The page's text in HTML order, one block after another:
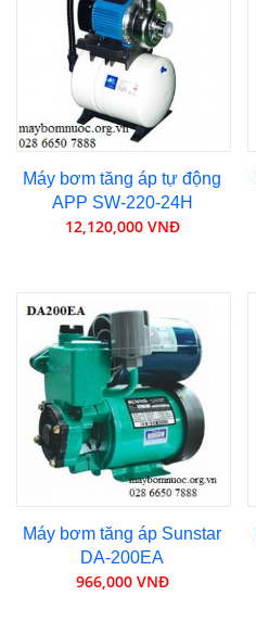
Máy bơm tăng áp tự động
APP SW-220-24H
12,120,000 VNĐ
Máy bơm tăng áp Sunstar
DA-200EA
966,000 VNĐ